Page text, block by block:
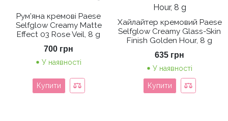
Рум’яна кремові Paese
Selfglow Creamy Matte
Effect 03 Rose Veil, 8 g
700 грн
У наявності
Купити
Хайлайтер кремовий Paese
Selfglow Creamy Glass-Skin
Finish Golden Hour, 8 g
635 грн
У наявності
Купити